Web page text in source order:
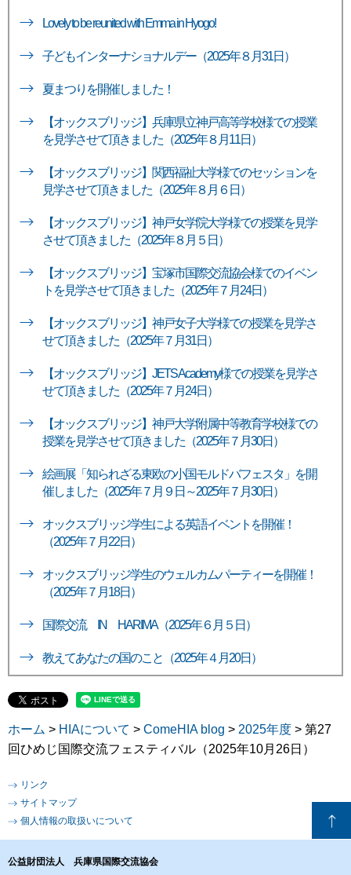
Lovely to be reunited with Emma in Hyogo!
子どもインターナショナルデー（2025年８月31日）
夏まつりを開催しました！
【オックスブリッジ】兵庫県立神戸高等学校様での授業
を見学させて頂きました（2025年８月11日）
【オックスブリッジ】関西福祉大学様でのセッションを
見学させて頂きました（2025年８月６日）
【オックスブリッジ】神戸女学院大学様での授業を見学
させて頂きました（2025年８月５日）
【オックスブリッジ】宝塚市国際交流協会様でのイベン
トを見学させて頂きました（2025年７月24日）
【オックスブリッジ】神戸女子大学様での授業を見学さ
せて頂きました（2025年７月31日）
【オックスブリッジ】JETS Academy様での授業を見学さ
せて頂きました（2025年７月24日）
【オックスブリッジ】神戸大学附属中等教育学校様での
授業を見学させて頂きました（2025年７月30日）
絵画展「知られざる東欧の小国モルドバフェスタ」を開
催しました（2025年７月９日～2025年７月30日）
オックスブリッジ学生による英語イベントを開催！
（2025年７月22日）
オックスブリッジ学生のウェルカムパーティーを開催！
（2025年７月18日）
国際交流 IN HARIMA（2025年６月５日）
教えてあなたの国のこと（2025年４月20日）
ホーム > HIAについて > ComeHIA blog > 2025年度 > 第27
回ひめじ国際交流フェスティバル（2025年10月26日）
リンク
サイトマップ
個人情報の取扱いについて
公益財団法人 兵庫県国際交流協会